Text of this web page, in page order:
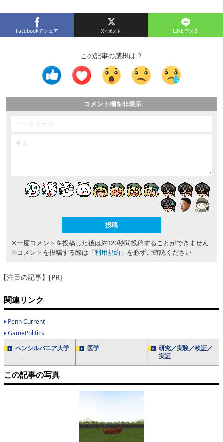
Facebookでシェア LINEで送る
この記事の感想は？
コメント欄を非表示
※一度コメントを投稿した後は約120秒間投稿することができません
※コメントを投稿する際は 「利用規約」 を必ずご確認ください
【注目の記事】[PR]
関連リンク
Penn Current
GamePolitics
ペンシルバニア大学
医学
研究／実験／検証／
実証
この記事の写真